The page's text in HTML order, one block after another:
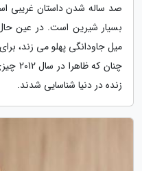
صد ساله شدن داستان غریبی
بسیار شیرین است. در عین
میل جاودانگی پهلو می زند،
زنده در دنیا شناسایی شدند.